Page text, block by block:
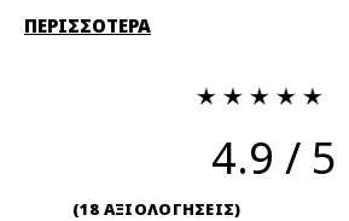
ΠΕΡΙΣΣΟΤΕΡΑ
4.9
18 ΑΞΙΟΛΟΓΗΣΕΙΣ